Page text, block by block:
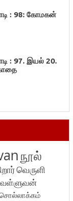
: 98: கோமகன்
: 97. இயல் 20.
நூல்
வெருளி